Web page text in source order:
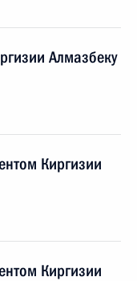
Алмазбеку
Киргизии
Киргизии